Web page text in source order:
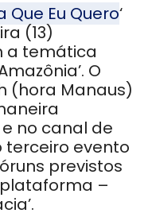
Que Eu Quero‘
(13)
a temática
O
(hora Manaus)
e no canal de
terceiro evento
previstos
–